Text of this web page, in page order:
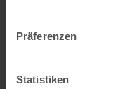
Präferenzen
Statistiken